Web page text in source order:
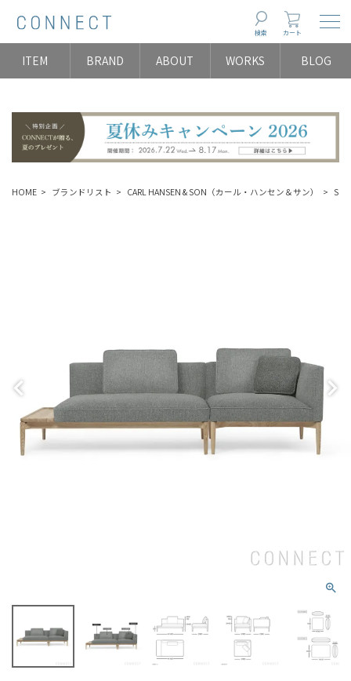
検索 カート
ITEM BRAND ABOUT WORKS BLOG
HOME ブランドリスト CARL HANSEN & SON（カール・ハンセン＆サン）